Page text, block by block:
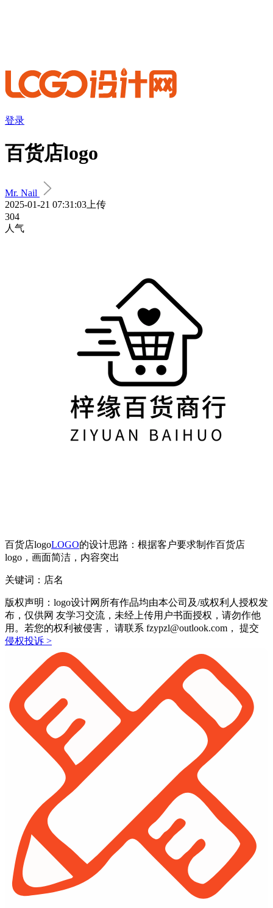
登录
百货店logo
Mr. Nail
2025-01-21 07:31:03上传
304
人气
百货店logoLOGO的设计思路：根据客户要求制作百货店
logo，画面简洁，内容突出
关键词：店名
版权声明：logo设计网所有作品均由本公司及/或权利人授权发
布，仅供网 友学习交流，未经上传用户书面授权，请勿作他
用。若您的权利被侵害， 请联系 fzypzl@outlook.com， 提交
侵权投诉 >